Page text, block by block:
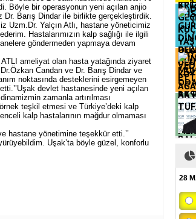
Böyle bir operasyonun yeni açılan anjio
Barış Dindar ile birlikte gerçekleştirdik.
Uzm.Dr. Yalçın Atlı, hastane yöneticimiz
Hastalarımızın kalp sağlığı ile ilgili
göndermeden yapmaya devam
ameliyat olan hasta yatağında ziyaret
Candan ve Dr. Barış Dindar ve
noktasında desteklerini esirgemeyen
devlet hastanesinde yeni açılan
zamanla artırılması
teşkil etmesi ve Türkiye’deki kalp
kalp hastalarının mağdur olmaması
hastane yönetimine teşekkür etti.’’
Uşak’ta böyle güzel, konforlu
AK
28